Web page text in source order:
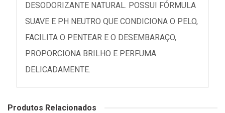
DESODORIZANTE NATURAL. POSSUI FÓRMULA
SUAVE E PH NEUTRO QUE CONDICIONA O PELO,
FACILITA O PENTEAR E O DESEMBARAÇO,
PROPORCIONA BRILHO E PERFUMA
DELICADAMENTE.
Produtos Relacionados